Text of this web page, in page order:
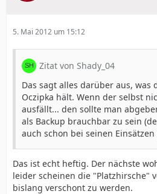
5. Mai 2012 um 15:12
Zitat von Shady_04
Das sagt alles darüber aus, was
Oczipka hält. Wenn der selbst
ausfällt... den sollte man
als Backup brauchbar zu sein
auch schon bei seinen
Das ist echt heftig. Der nächste
leider scheinen die "Platzhirsche"
bislang verschont zu werden.